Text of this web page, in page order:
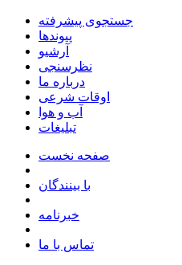
جستجوی پیشرفته
پیوندها
آرشیو
نظرسنجی
درباره ما
اوقات شرعی
آب و هوا
تبلیغات
صفحه نخست
با بینندگان
خبرنامه
تماس با ما